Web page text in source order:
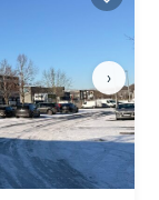
›